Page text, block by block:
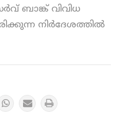
ബാങ്ക് വിവിധ
നിര്‍ദേശത്തില്‍